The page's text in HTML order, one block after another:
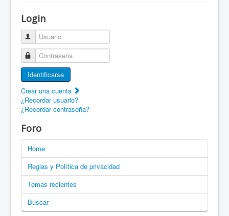
Patines Solidarios
¿Cómo asociarme? Ventajas
Movilidad en patines F.A.Q.
Enlaces
EN: Welcome to ZaragozaRoller!
EN: How to become a member?
DE: Willkommen zu ZaragozaRoller!
PT: Bem vindo a ZaragozaRoller!
CAT: Benvingut a ZaragozaRoller!
Login
Usuario
Contraseña
Identificarse
Crear una cuenta
¿Recordar usuario?
¿Recordar contraseña?
Foro
Home
Reglas y Política de privacidad
Temas recientes
Buscar